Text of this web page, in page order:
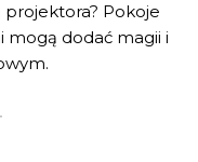
Pokoje
mogą dodać magii i